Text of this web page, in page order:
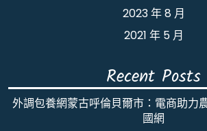
2023 年 8 月
2021 年 5 月
Recent Posts
外調包養網蒙古呼倫貝爾市：電商助力
國網